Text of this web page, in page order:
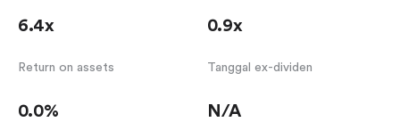
6.4x 0.9x
Return on assets
0.0%
Tanggal ex-dividen
N/A